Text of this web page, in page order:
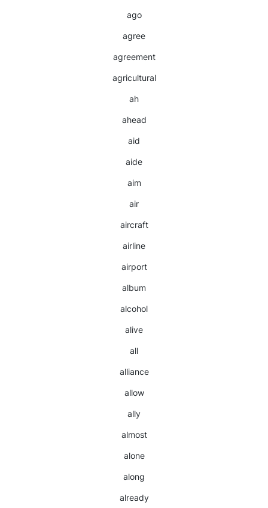
ago
agree
agreement
agricultural
ah
ahead
aid
aide
aim
air
aircraft
airline
airport
album
alcohol
alive
all
alliance
allow
ally
almost
alone
along
already